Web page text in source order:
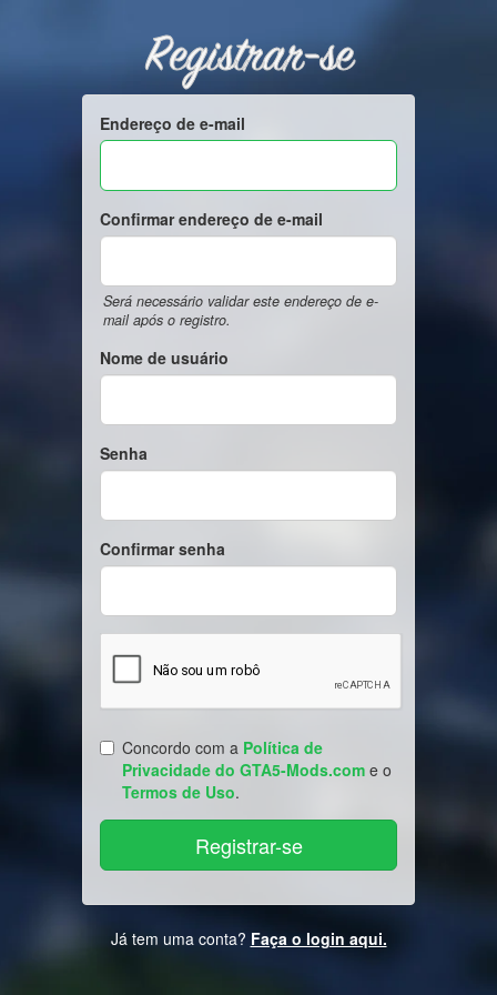
Registrar-se
Endereço de e-mail
Confirmar endereço de e-mail
Será necessário validar este endereço de e-
mail após o registro.
Nome de usuário
Senha
Confirmar senha
Concordo com a Política de
Privacidade do GTA5-Mods.com e o
Termos de Uso.
Já tem uma conta? Faça o login aqui.